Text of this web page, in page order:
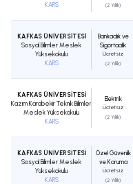
KARS
(2 Yıllık)
KAFKAS ÜNİVERSİTESİ
Sosyal Bilimler Meslek
Yüksekokulu
KARS
Bankacılık ve
Sigortacılık
Ücretsiz
(2 Yıllık)
KAFKAS ÜNİVERSİTESİ
Kazım Karabekir Teknik Bilimler
Meslek Yüksekokulu
KARS
Elektrik
Ücretsiz
(2 Yıllık)
KAFKAS ÜNİVERSİTESİ
Sosyal Bilimler Meslek
Yüksekokulu
KARS
Özel Güvenlik
ve Koruma
Ücretsiz
(2 Yıllık)